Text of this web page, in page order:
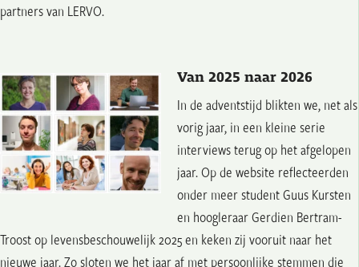
partners van LERVO.
Van 2025 naar 2026
In de adventstijd blikten we, net als
vorig jaar, in een kleine serie
interviews terug op het afgelopen
jaar. Op de website reflecteerden
onder meer student Guus Kursten
en hoogleraar Gerdien Bertram-
Troost op levensbeschouwelijk 2025 en keken zij vooruit naar het
nieuwe jaar. Zo sloten we het jaar af met persoonlijke stemmen die